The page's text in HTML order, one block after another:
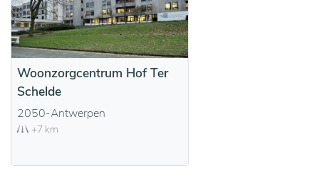
Woonzorgcentrum Hof Ter
Schelde
2050-Antwerpen
+7 km